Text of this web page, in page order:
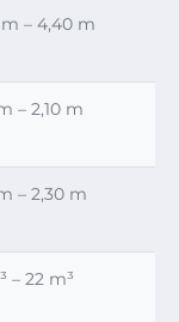
– 4,40 m
– 2,10 m
– 2,30 m
– 22 m³